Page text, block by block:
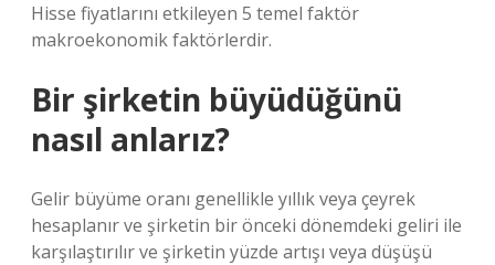
Hisse fiyatlarını etkileyen 5 temel faktör
makroekonomik faktörlerdir.
Bir şirketin büyüdüğünü
nasıl anlarız?
Gelir büyüme oranı genellikle yıllık veya çeyrek
hesaplanır ve şirketin bir önceki dönemdeki geliri ile
karşılaştırılır ve şirketin yüzde artışı veya düşüşü